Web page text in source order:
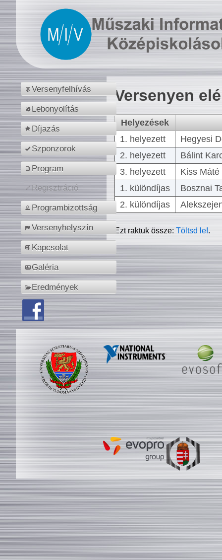
Versenyfelhívás
Lebonyolítás
Díjazás
Szponzorok
Program
Regisztráció
Programbizottság
Versenyhelyszín
Kapcsolat
Galéria
Eredmények
Versenyen
Helyezések
1. helyezett
Hegyesi
2. helyezett
Bálint
3. helyezett
Kiss
1. különdíjas
Bosznai
2. különdíjas
Ezt raktuk össze:Töltsd le!.